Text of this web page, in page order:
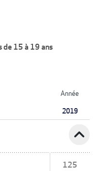
de 15 à 19 ans
Année
2019
expand_less
125